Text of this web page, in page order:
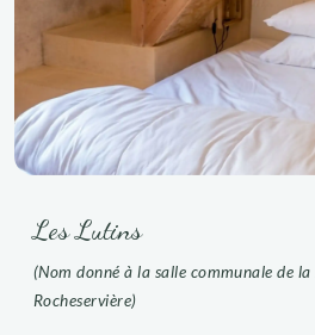
Les Lutins
(Nom donné à la salle communale de
Rocheservière)